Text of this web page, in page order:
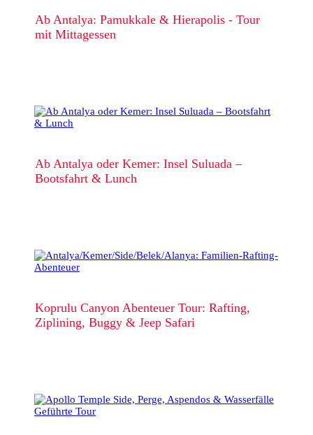
Ab Antalya: Pamukkale & Hierapolis - Tour
mit Mittagessen
Ab Antalya oder Kemer: Insel Suluada –
Bootsfahrt & Lunch
Koprulu Canyon Abenteuer Tour: Rafting,
Ziplining, Buggy & Jeep Safari